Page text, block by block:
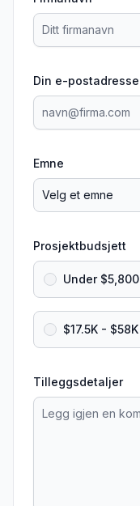
Din e-postadresse
Emne
Prosjektbudsjett
Under $5,800
$17.5K - $58K
Tilleggsdetaljer